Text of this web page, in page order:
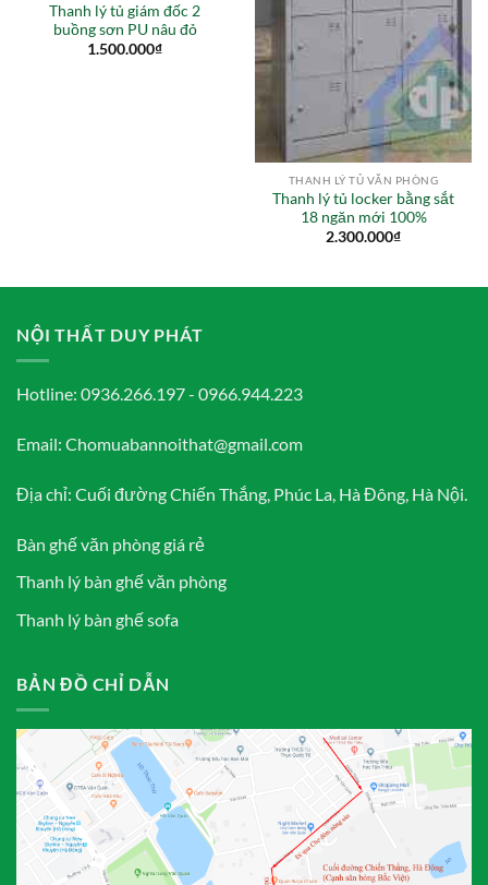
Thanh lý tủ giám đốc 2
buồng sơn PU nâu đỏ
1.500.000₫
THANH LÝ TỦ VĂN PHÒNG
Thanh lý tủ locker bằng sắt
18 ngăn mới 100%
2.300.000₫
NỘI THẤT DUY PHÁT
Hotline: 0936.266.197 - 0966.944.223
Email: Chomuabannoithat@gmail.com
Địa chỉ: Cuối đường Chiến Thắng, Phúc La, Hà Đông, Hà Nội.
Bàn ghế văn phòng giá rẻ
Thanh lý bàn ghế văn phòng
Thanh lý bàn ghế sofa
BẢN ĐỒ CHỈ DẪN